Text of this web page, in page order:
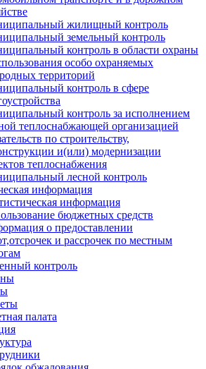
жилищный контроль
земельный контроль
контроль в области охраны
особо охраняемых
территорий
контроль в сфере
контроль за исполнением
теплоснабжающей организацией
по строительству,
и(или) модернизации
теплоснабжения
лесной контроль
информация
информация
бюджетных средств
о предоставлении
и рассрочек по местным
контроль
палата